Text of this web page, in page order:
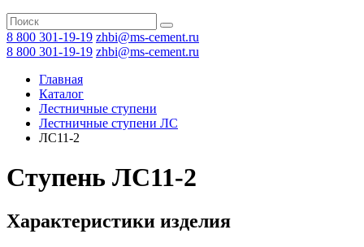
8 800 301-19-19 zhbi@ms-cement.ru
8 800 301-19-19 zhbi@ms-cement.ru
Главная
Каталог
Лестничные ступени
Лестничные ступени ЛС
ЛС11-2
Ступень ЛС11-2
Характеристики изделия